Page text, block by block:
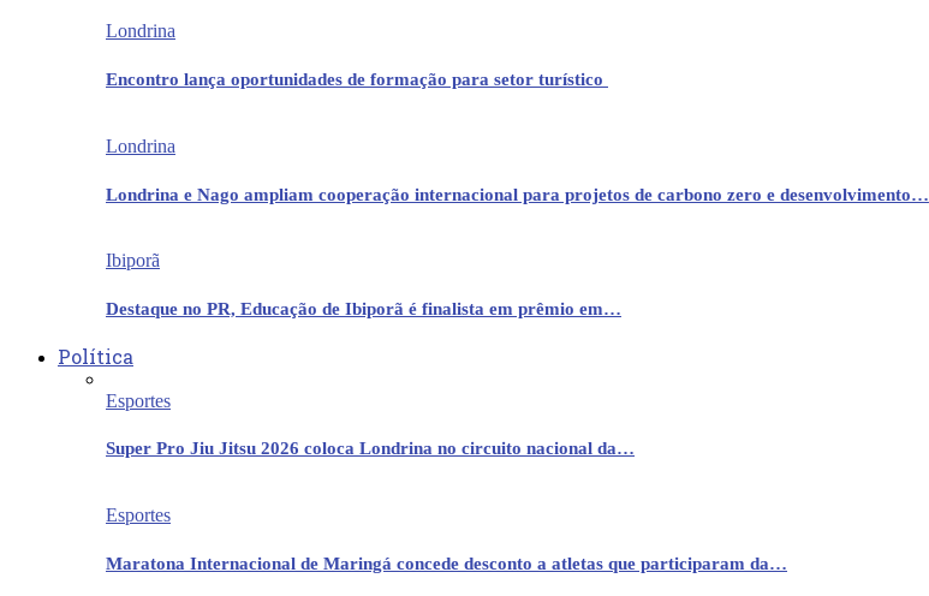
Londrina
Encontro lança oportunidades de formação para setor turístico
Londrina
Londrina e Nago ampliam cooperação internacional para projetos de carbono zero e desenvolvimento…
Ibiporã
Destaque no PR, Educação de Ibiporã é finalista em prêmio em…
Política
Esportes
Super Pro Jiu Jitsu 2026 coloca Londrina no circuito nacional da…
Esportes
Maratona Internacional de Maringá concede desconto a atletas que participaram da…